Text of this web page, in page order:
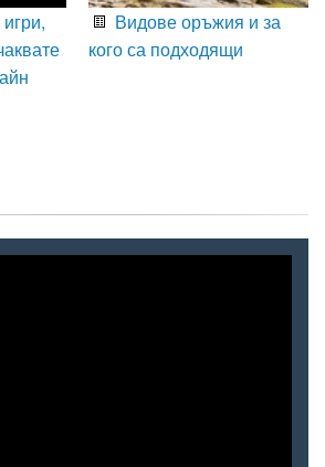
Видове оръжия и за
кого са подходящи